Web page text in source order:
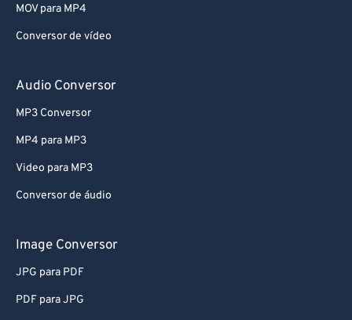
MOV para MP4
Conversor de vídeo
Audio Conversor
MP3 Conversor
MP4 para MP3
Video para MP3
Conversor de áudio
Image Conversor
JPG para PDF
PDF para JPG